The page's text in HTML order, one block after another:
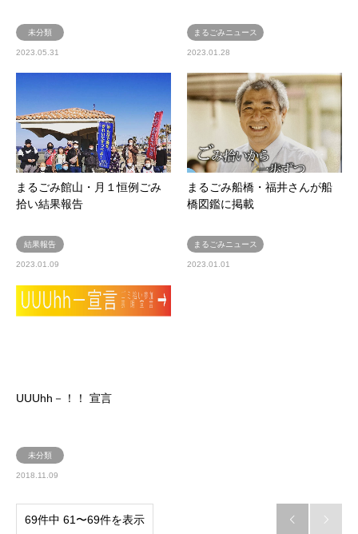
未分類
2023.05.31
まるごみニュース
2023.01.28
まるごみ館山・月１恒例ごみ
拾い結果報告
結果報告
2023.01.09
まるごみ船橋・福井さんが船
橋図鑑に掲載
まるごみニュース
2023.01.01
UUUhh－！！ 宣言
未分類
2018.11.09
69件中 61〜69件を表示  